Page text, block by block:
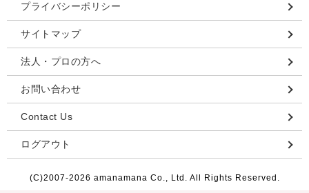
プライバシーポリシー
サイトマップ
法人・プロの方へ
お問い合わせ
Contact Us
ログアウト
(C)2007-2026 amanamana Co., Ltd. All Rights Reserved.